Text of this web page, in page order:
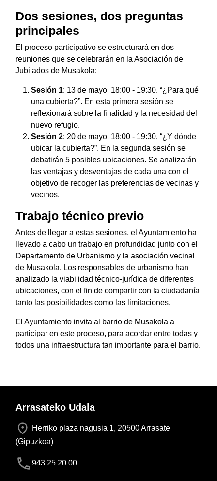
Dos sesiones, dos preguntas
principales
El proceso participativo se estructurará en dos
reuniones que se celebrarán en la Asociación de
Jubilados de Musakola:
Sesión 1: 13 de mayo, 18:00 - 19:30. “¿Para qué
una cubierta?”. En esta primera sesión se
reflexionará sobre la finalidad y la necesidad del
nuevo refugio.
Sesión 2: 20 de mayo, 18:00 - 19:30. “¿Y dónde
ubicar la cubierta?”. En la segunda sesión se
debatirán 5 posibles ubicaciones. Se analizarán
las ventajas y desventajas de cada una con el
objetivo de recoger las preferencias de vecinas y
vecinos.
Trabajo técnico previo
Antes de llegar a estas sesiones, el Ayuntamiento ha
llevado a cabo un trabajo en profundidad junto con el
Departamento de Urbanismo y la asociación vecinal
de Musakola. Los responsables de urbanismo han
analizado la viabilidad técnico-jurídica de diferentes
ubicaciones, con el fin de compartir con la ciudadanía
tanto las posibilidades como las limitaciones.
El Ayuntamiento invita al barrio de Musakola a
participar en este proceso, para acordar entre todas y
todos una infraestructura tan importante para el barrio.
Arrasateko Udala
Herriko plaza nagusia 1, 20500 Arrasate
(Gipuzkoa)
943 25 20 00